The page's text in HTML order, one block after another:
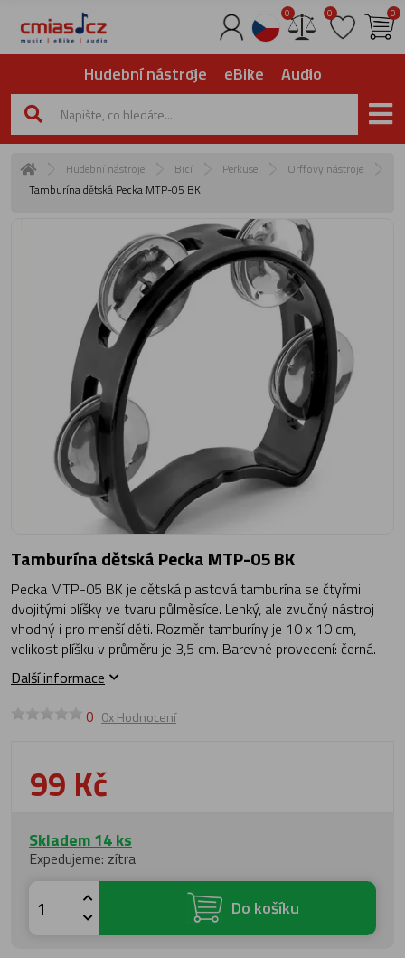
0 0 0
Hudební nástroje eBike Audio
Hudební nástroje Bicí Perkuse
Orffovy nástroje
Tamburína dětská Pecka MTP-05 BK
Tamburína dětská Pecka MTP-05 BK
Pecka MTP-05 BK je dětská plastová tamburína se čtyřmi
dvojitými plíšky ve tvaru půlměsíce. Lehký, ale zvučný nástroj
vhodný i pro menší děti. Rozměr tamburíny je 10 x 10 cm,
velikost plíšku v průměru je 3,5 cm. Barevné provedení: černá.
Další informace
0 0x Hodnocení
99 Kč
Skladem 14 ks
Expedujeme: zítra
Do košíku